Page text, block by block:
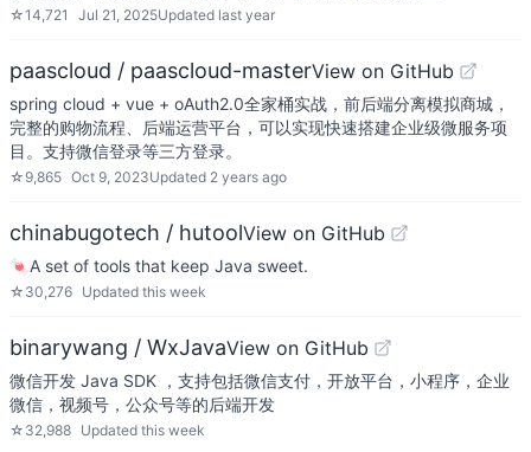
☆14,721 Jul 21, 2025Updated last year
paascloud / paascloud-masterView on GitHub
spring cloud + vue + oAuth2.0全家桶实战，前后端分离模拟商城，
完整的购物流程、后端运营平台，可以实现快速搭建企业级微服务项
目。支持微信登录等三方登录。
☆ 9,865 Oct 9, 2023Updated 2 years ago
chinabugotech / hutoolView on GitHub
🍬A set of tools that keep Java sweet.
☆ 30,276 Updated this week
binarywang / WxJavaView on GitHub
微信开发 Java SDK ，支持包括微信支付，开放平台，小程序，企业
微信，视频号，公众号等的后端开发
☆ 32,988 Updated this week